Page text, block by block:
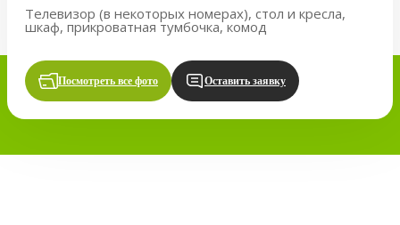
Телевизор (в некоторых номерах), стол и кресла,
шкаф, прикроватная тумбочка, комод
Посмотреть все фото Оставить заявку